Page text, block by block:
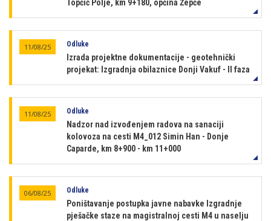
Topčić Polje, km 9+180, općina Žepče
11/08/25 Odluke
Izrada projektne dokumentacije - geotehnički
projekat: Izgradnja obilaznice Donji Vakuf - II faza
11/08/25 Odluke
Nadzor nad izvođenjem radova na sanaciji
kolovoza na cesti M4_012 Simin Han - Donje
Caparde, km 8+900 - km 11+000
06/08/25 Odluke
Poništavanje postupka javne nabavke Izgradnje
pješačke staze na magistralnoj cesti M4 u naselju